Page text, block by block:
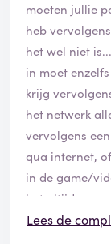
hoeveel
Wees
niet helpen en
machtsmisbruik!
Het heeft
weer
Alle
verdwenen
zorgen, de
Na eindeloos
dezelfde
weer die
moeten jullie
heb
het wel niet
in moet
krijg
het netwerk
vervolgens
qua internet,
in de game/
het altijd en
doet,
Lees de